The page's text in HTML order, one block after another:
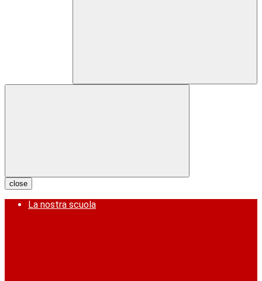
close
La nostra scuola